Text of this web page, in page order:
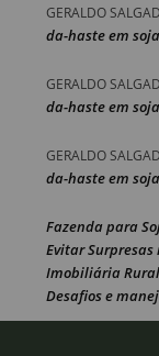
GERALDO
da-haste em soja
GERALDO
da-haste em soja
GERALDO
da-haste em soja
Fazenda para
Evitar Surpresas
Imobiliária
Desafios e